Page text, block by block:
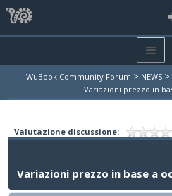
WuBook Community Forum > NEWS >
Variazioni prezzo in
Valutazione discussione:
Variazioni prezzo in base a